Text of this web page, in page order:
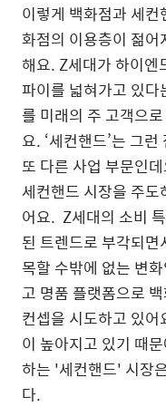
이렇게 백화점과 세
화점의 이용층이 젊
해요. Z세대가 하이엔
파이를 넓혀가고 있다
를 미래의 주 고객으
요. ‘세컨핸드’는 그
또 다른 사업 부문인
세컨핸드 시장을 주
어요. Z세대의 소비
된 트렌드로 부각되
목할 수밖에 없는 변
고 명품 플랫폼으로
컨셉을 시도하고 있
이 높아지고 있기 때
하는 '세컨핸드' 시장
다.